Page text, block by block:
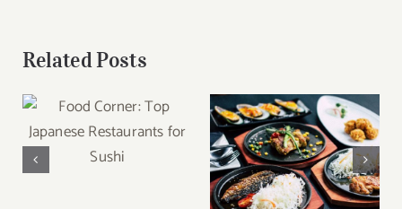
Related Posts
Food Corner: Top
Japanese
Restaurants for
Roundup: My New
Favourite Recipes
For Healthy Living